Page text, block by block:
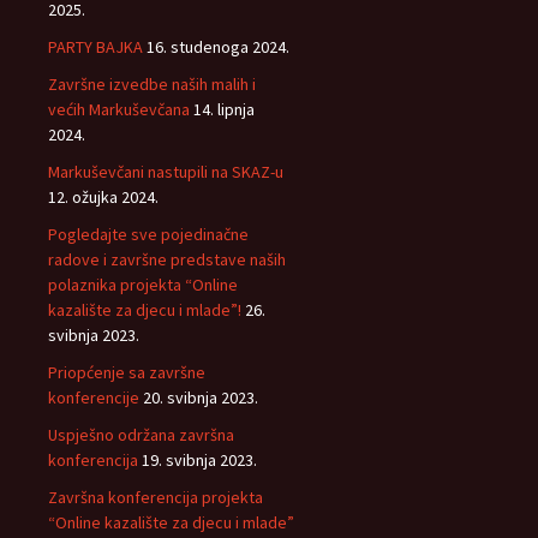
2025.
PARTY BAJKA16. studenoga 2024.
Završne izvedbe naših malih i
većih Markuševčana 14. lipnja
2024.
Markuševčani nastupili na SKAZ-u
12. ožujka 2024.
Pogledajte sve pojedinačne
radove i završne predstave naših
polaznika projekta “Online
kazalište za djecu i mlade”! 26.
svibnja 2023.
Priopćenje sa završne
konferencije 20. svibnja 2023.
Uspješno održana završna
konferencija 19. svibnja 2023.
Završna konferencija projekta
“Online kazalište za djecu i mlade”